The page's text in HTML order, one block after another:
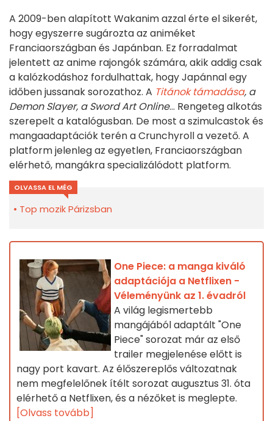
A 2009-ben alapított Wakanim azzal érte el sikerét,
hogy egyszerre sugározta az animéket
Franciaországban és Japánban. Ez forradalmat
jelentett az anime rajongók számára, akik addig csak
a kalózkodáshoz fordulhattak, hogy Japánnal egy
időben jussanak sorozathoz. A Titánok támadása, a
Demon Slayer, a Sword Art Online... Rengeteg alkotás
szerepelt a katalógusban. De most a szimulcastok és
mangaadaptációk terén a Crunchyroll a vezető. A
platform jelenleg az egyetlen, Franciaországban
elérhető, mangákra specializálódott platform.
OLVASSA EL MÉG
Top mozik Párizsban
One Piece: a manga kiváló
adaptációja a Netflixen -
Véleményünk az 1. évadról
A világ legismertebb
mangájából adaptált "One
Piece" sorozat már az első
trailer megjelenése előtt is
nagy port kavart. Az élőszereplős változatnak
nem megfelelőnek ítélt sorozat augusztus 31. óta
elérhető a Netflixen, és a nézőket is meglepte.
[Olvass tovább]